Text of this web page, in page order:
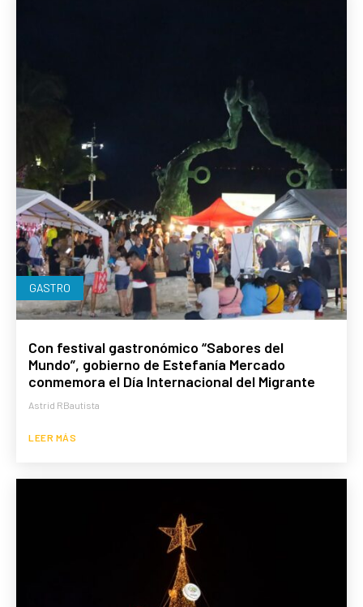
GASTRO
Con festival gastronómico “Sabores del
Mundo”, gobierno de Estefanía Mercado
conmemora el Día Internacional del Migrante
Astrid RBautista
LEER MÁS